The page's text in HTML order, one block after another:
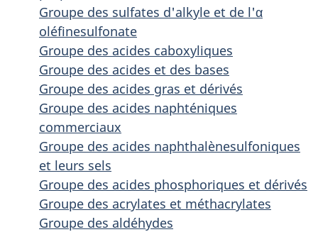
Groupe des sulfates d'alkyle et de l'α
oléfinesulfonate
Groupe des acides caboxyliques
Groupe des acides et des bases
Groupe des acides gras et dérivés
Groupe des acides naphténiques
commerciaux
Groupe des acides naphthalènesulfoniques
et leurs sels
Groupe des acides phosphoriques et dérivés
Groupe des acrylates et méthacrylates
Groupe des aldéhydes